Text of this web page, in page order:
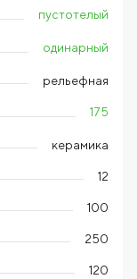
пустотелый
одинарный
рельефная
175
керамика
12
100
250
120